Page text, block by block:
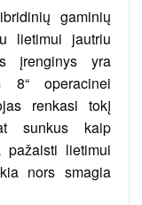
gaminių
lietimui jautriu
įrenginys yra
8“ operacinei
renkasi tokį
sunkus kaip
lietimui
nors smagia